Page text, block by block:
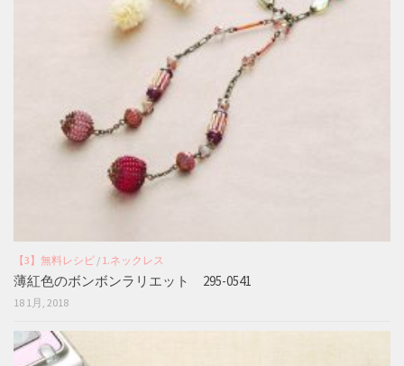
【3】無料レシピ / 1.ネックレス
薄紅色のボンボンラリエット 295-0541
18 1月, 2018